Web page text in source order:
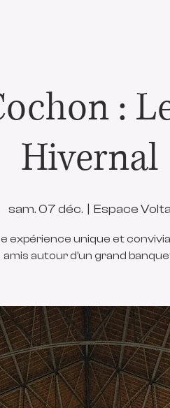
:
Hivernal
sam. 07 déc. Espace Volta
expérience unique et
amis autour d’un grand